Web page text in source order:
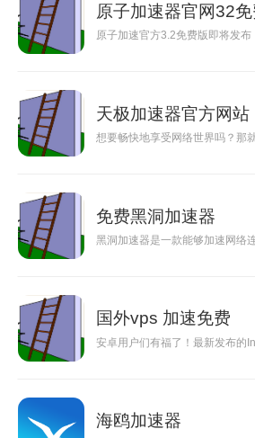
原子加速器官网32
原子加速官方3.2免费版即将发
天极加速器官方网站
想要畅快地享受网络世界吗？那
免费黑洞加速器
黑洞加速器是一款能够加速网络
国外vps 加速免费
安卓用户们有福了！最新发布的
海鸥加速器